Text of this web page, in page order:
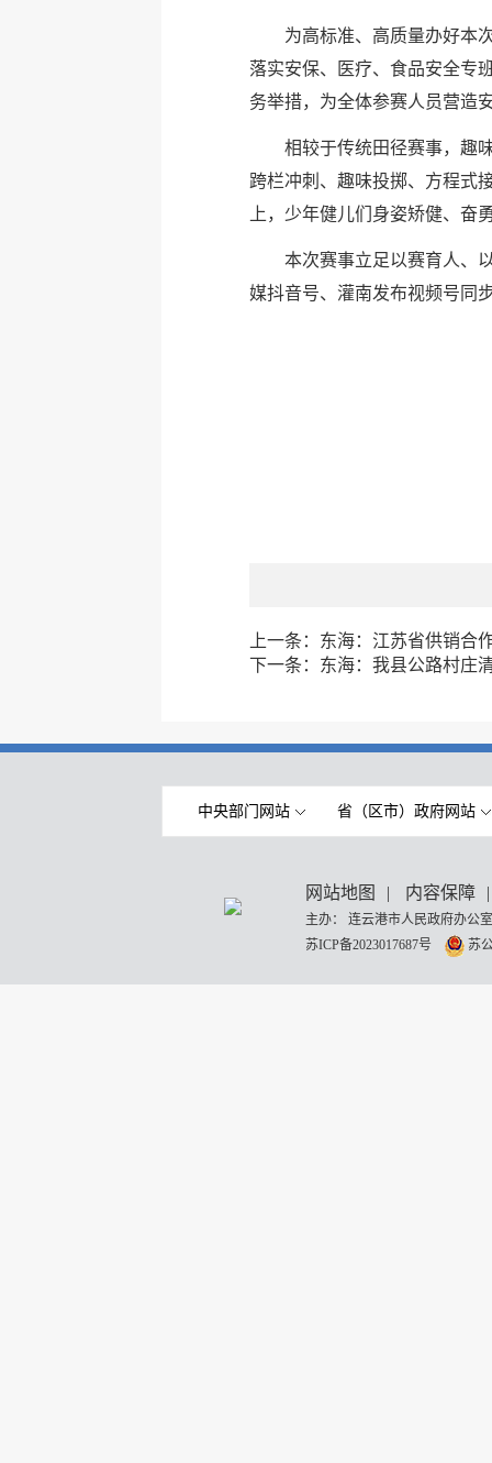
为高标准、高质量办好本
落实安保、医疗、食品安全专
务举措，为全体参赛人员营造
相较于传统田径赛事，趣
跨栏冲刺、趣味投掷、方程式
上，少年健儿们身姿矫健、
本次赛事立足以赛育人、
媒抖音号、灌南发布视频号同
上一条： 东海：江苏省供销合
下一条： 东海：我县公路村庄
中央部门网站 省（区市）政府网站
网站地图 | 内容保障 |
主办： 连云港市人民政府办
苏ICP备2023017687号
苏